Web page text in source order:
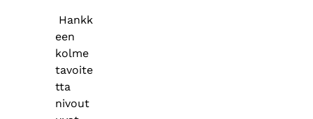
Hankk
een
kolme
tavoite
tta
nivout